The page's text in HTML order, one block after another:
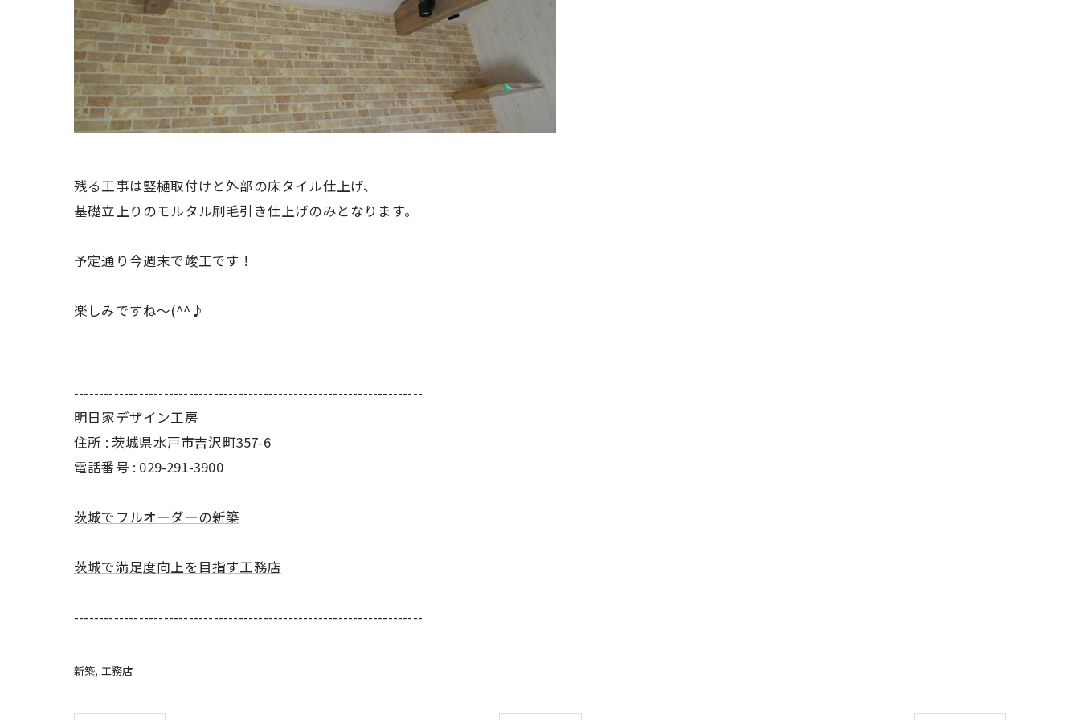
残る工事は竪樋取付けと外部の床タイル仕上げ、
基礎立上りのモルタル刷毛引き仕上げのみとなります。
予定通り今週末で竣工です！
楽しみですね～(^^♪
----------------------------------------------------------------------
明日家デザイン工房
住所 : 茨城県水戸市吉沢町357-6
電話番号 : 029-291-3900
茨城でフルオーダーの新築
茨城で満足度向上を目指す工務店
----------------------------------------------------------------------
新築 工務店